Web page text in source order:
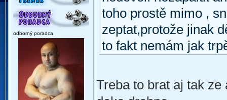
odborný poradca
toho prostě mimo ,
zeptat,protože jinak
to fakt nemám jak
Treba to brat aj tak